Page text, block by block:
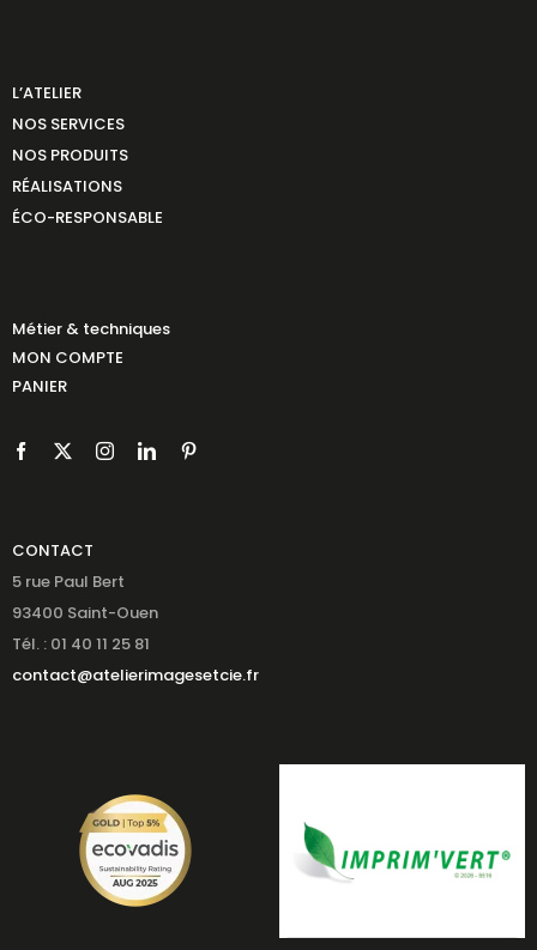
L’ATELIER
NOS SERVICES
NOS PRODUITS
RÉALISATIONS
ÉCO-RESPONSABLE
Métier & techniques
MON COMPTE
PANIER
CONTACT
5 rue Paul Bert
93400 Saint-Ouen
Tél. : 01 40 11 25 81
contact@atelierimagesetcie.fr